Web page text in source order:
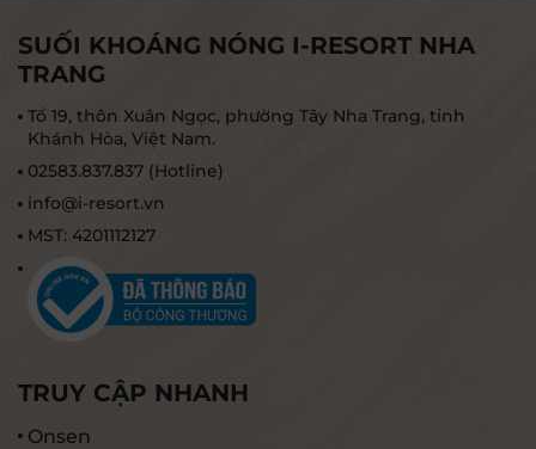
SUỐI KHOÁNG NÓNG I-RESORT NHA
TRANG
Tổ 19, thôn Xuân Ngọc, phường Tây Nha Trang, tỉnh
Khánh Hòa, Việt Nam.
02583.837.837 (Hotline)
info@i-resort.vn
MST: 4201112127
TRUY CẬP NHANH
Onsen